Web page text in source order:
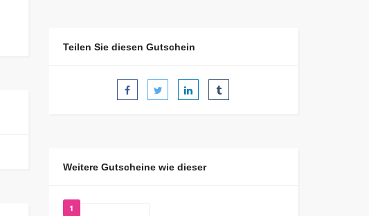
Teilen Sie diesen Gutschein
Weitere Gutscheine wie dieser
1